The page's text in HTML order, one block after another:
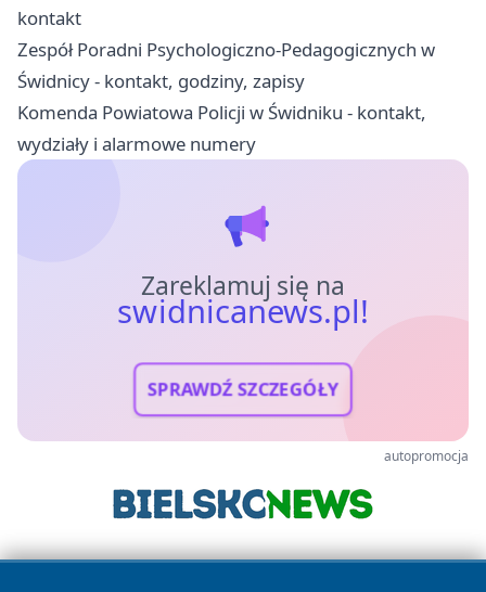
kontakt
Zespół Poradni Psychologiczno-Pedagogicznych w
Świdnicy - kontakt, godziny, zapisy
Komenda Powiatowa Policji w Świdniku - kontakt,
wydziały i alarmowe numery
Zareklamuj się na
swidnicanews.pl!
SPRAWDŹ SZCZEGÓŁY
autopromocja